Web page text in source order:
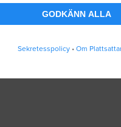
GODKÄNN ALLA
Sekretesspolicy• Om